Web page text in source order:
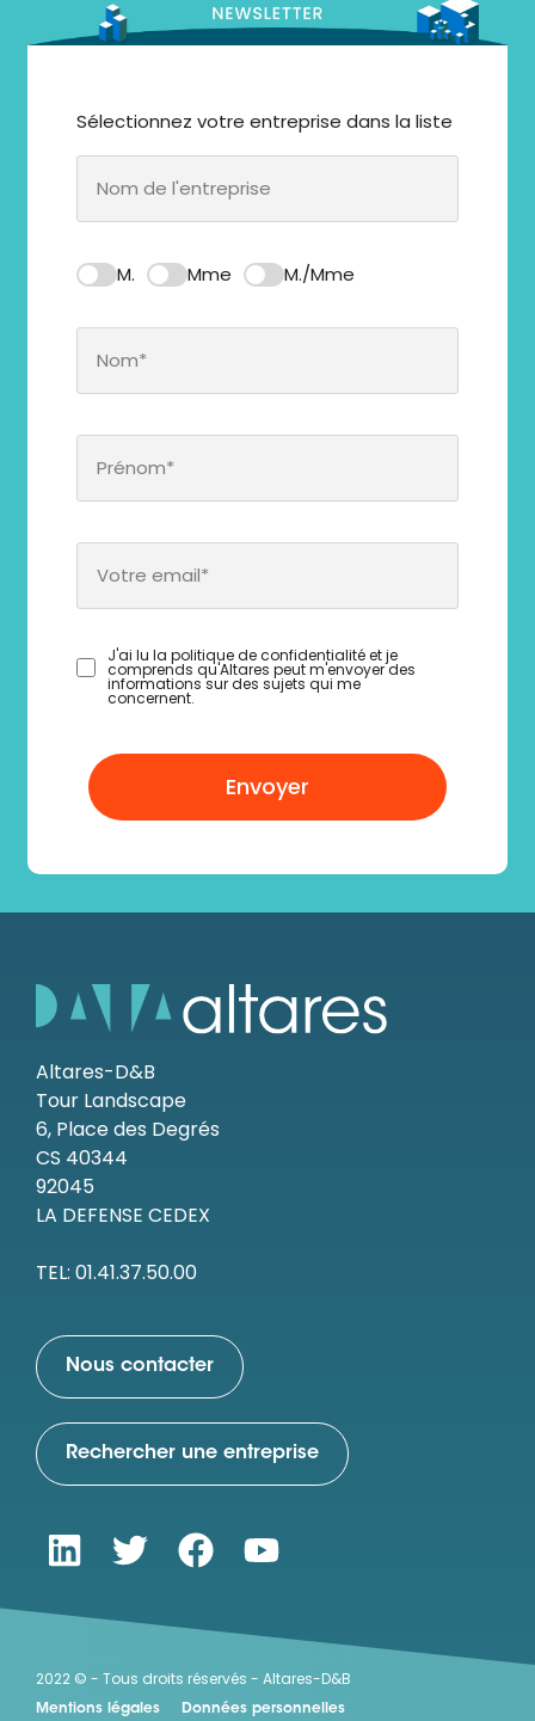
Sélectionnez votre entreprise dans la liste
M. Mme M./Mme
J'ai lu la politique de confidentialité et je
comprends qu'Altares peut m'envoyer des
informations sur des sujets qui me
concernent.
Envoyer
Altares-D&B
Tour Landscape
6, Place des Degrés
CS 40344
92045
LA DEFENSE CEDEX
TEL: 01.41.37.50.00
Nous contacter
Rechercher une entreprise
2022 © - Tous droits réservés - Altares-D&B
Mentions légales Données personnelles